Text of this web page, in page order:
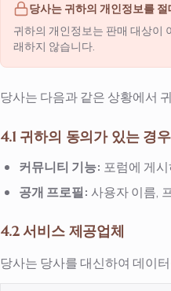
당사는 귀하의 개인정보를
귀하의 개인정보는 판매 대상이
래하지 않습니다.
당사는 다음과 같은 상황에서
4.1 귀하의 동의가 있는 경우
커뮤니티 기능: 포럼에 게
공개 프로필: 사용자 이름,
4.2 서비스 제공업체
당사는 당사를 대신하여 데이